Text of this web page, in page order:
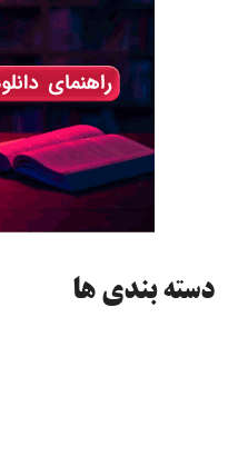
دسته‌ بندی ها